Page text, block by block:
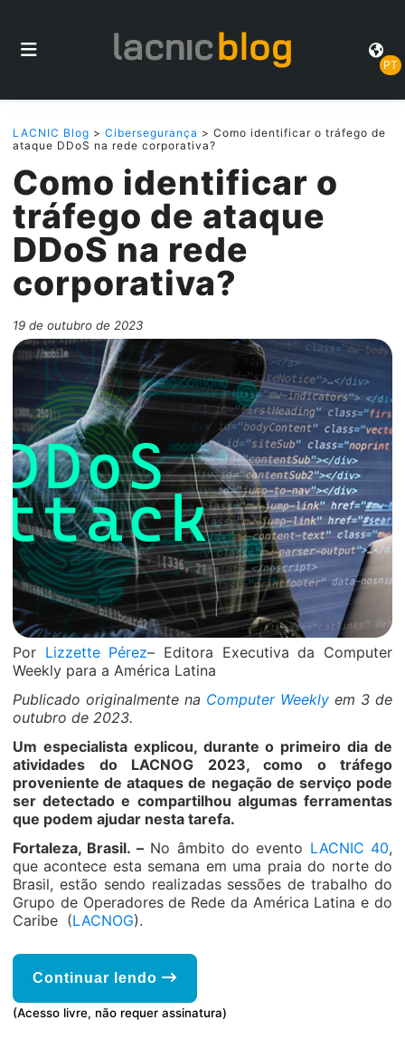
PT
LACNIC Blog > Cibersegurança > Como identificar o tráfego de
ataque DDoS na rede corporativa?
Como identificar o
tráfego de ataque
DDoS na rede
corporativa?
19 de outubro de 2023
Por Lizzette Pérez– Editora Executiva da Computer
Weekly para a América Latina
Publicado originalmente na Computer Weekly em 3 de
outubro de 2023.
Um especialista explicou, durante o primeiro dia de
atividades do LACNOG 2023, como o tráfego
proveniente de ataques de negação de serviço pode
ser detectado e compartilhou algumas ferramentas
que podem ajudar nesta tarefa.
Fortaleza, Brasil. –No âmbito do evento LACNIC 40,
que acontece esta semana em uma praia do norte do
Brasil, estão sendo realizadas sessões de trabalho do
Grupo de Operadores de Rede da América Latina e do
Caribe (LACNOG).
Continuar lendo
(Acesso livre, não requer assinatura)